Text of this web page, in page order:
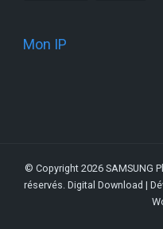
Mon IP
© Copyright 2026SAMSUNG
réservés. Digital Download |